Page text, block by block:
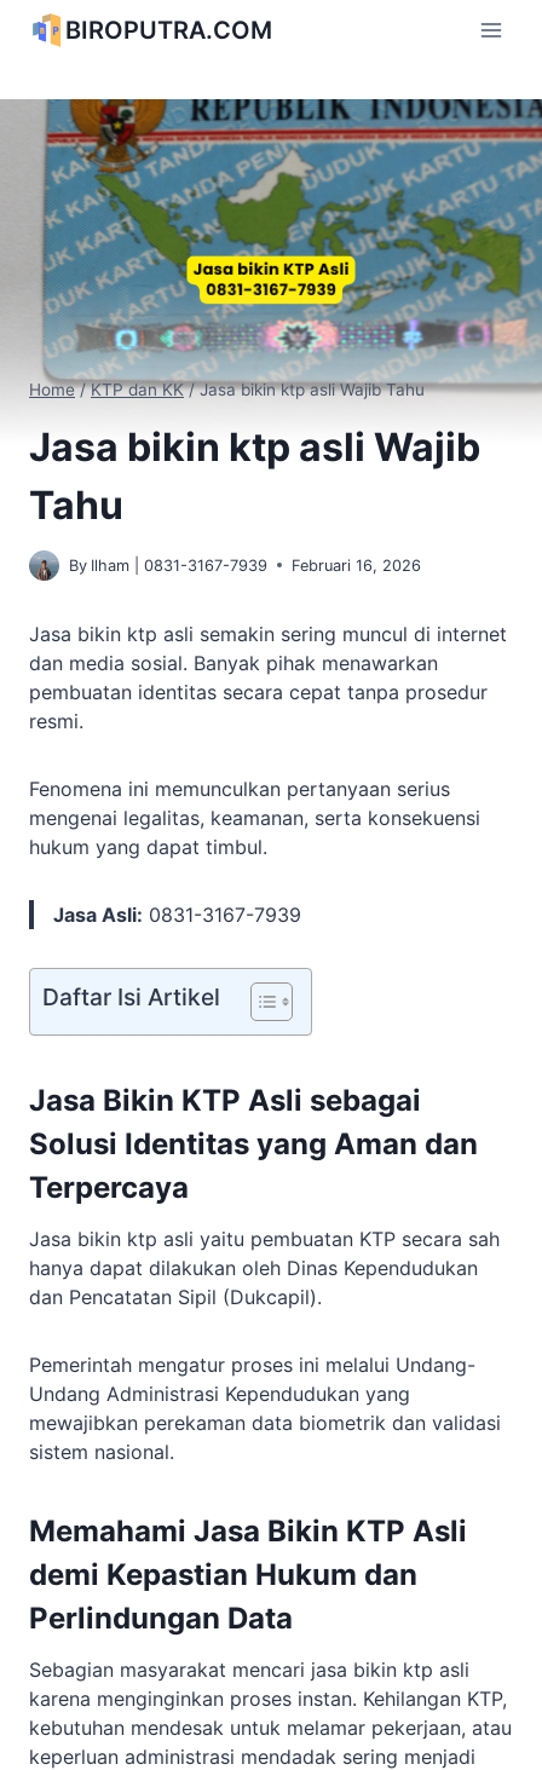
BIROPUTRA.COM
Home / KTP dan KK / Jasa bikin ktp asli Wajib Tahu
Jasa bikin ktp asli Wajib
Tahu
By Ilham | 0831-3167-7939 Februari 16, 2026
Jasa bikin ktp asli semakin sering muncul di internet
dan media sosial. Banyak pihak menawarkan
pembuatan identitas secara cepat tanpa prosedur
resmi.
Fenomena ini memunculkan pertanyaan serius
mengenai legalitas, keamanan, serta konsekuensi
hukum yang dapat timbul.
Jasa Asli: 0831-3167-7939
Daftar Isi Artikel
Jasa Bikin KTP Asli sebagai
Solusi Identitas yang Aman dan
Terpercaya
Jasa bikin ktp asli yaitu pembuatan KTP secara sah
hanya dapat dilakukan oleh Dinas Kependudukan
dan Pencatatan Sipil (Dukcapil).
Pemerintah mengatur proses ini melalui Undang-
Undang Administrasi Kependudukan yang
mewajibkan perekaman data biometrik dan validasi
sistem nasional.
Memahami Jasa Bikin KTP Asli
demi Kepastian Hukum dan
Perlindungan Data
Sebagian masyarakat mencari jasa bikin ktp asli
karena menginginkan proses instan. Kehilangan KTP,
kebutuhan mendesak untuk melamar pekerjaan, atau
keperluan administrasi mendadak sering menjadi